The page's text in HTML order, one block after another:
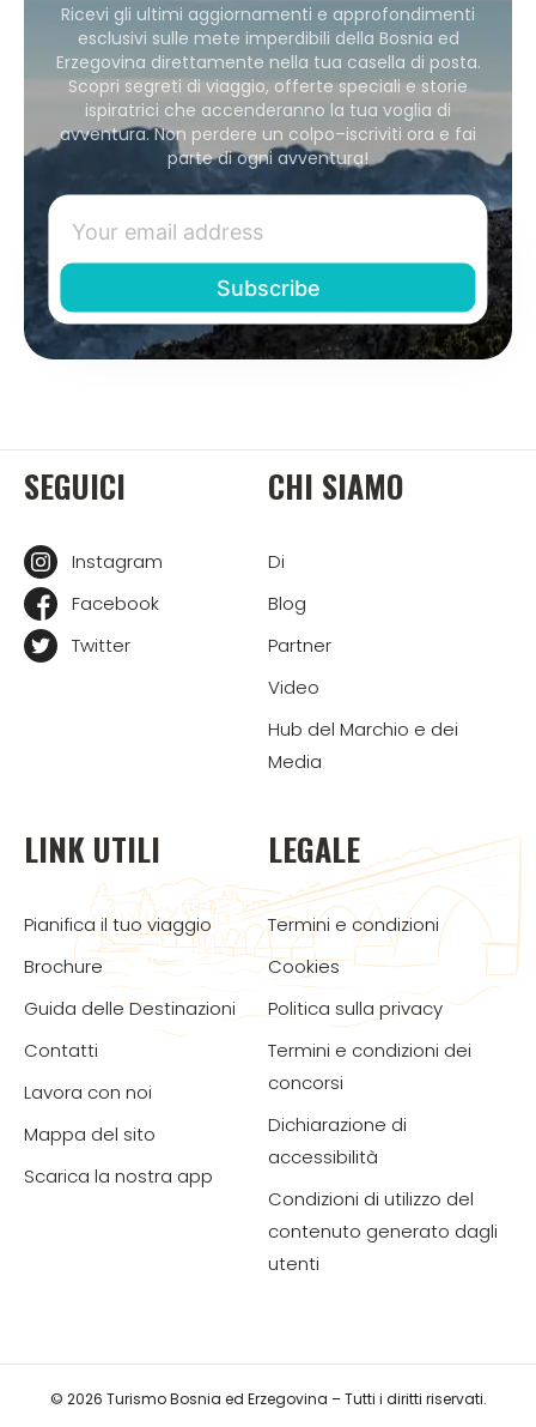
Ricevi gli ultimi aggiornamenti e approfondimenti
esclusivi sulle mete imperdibili della Bosnia ed
Erzegovina direttamente nella tua casella di posta.
Scopri segreti di viaggio, offerte speciali e storie
ispiratrici che accenderanno la tua voglia di
avventura. Non perdere un colpo–iscriviti ora e fai
parte di ogni avventura!
SEGUICI
Instagram
Facebook
Twitter
CHI SIAMO
Di
Blog
Partner
Video
Hub del Marchio e dei
Media
LINK UTILI
Pianifica il tuo viaggio
Brochure
Guida delle Destinazioni
Contatti
Lavora con noi
Mappa del sito
Scarica la nostra app
LEGALE
Termini e condizioni
Cookies
Politica sulla privacy
Termini e condizioni dei
concorsi
Dichiarazione di
accessibilità
Condizioni di utilizzo del
contenuto generato dagli
utenti
© 2026 Turismo Bosnia ed Erzegovina – Tutti i diritti riservati.